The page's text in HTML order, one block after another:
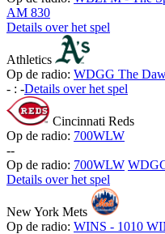
AM 830
Details over het spel
Athletics
Op de radio: WDGG The
- : -Details over het spel
Cincinnati Reds
Op de radio: 700WLW
--
Op de radio: 700WLW
Details over het spel
New York Mets
Op de radio: WINS - 1010